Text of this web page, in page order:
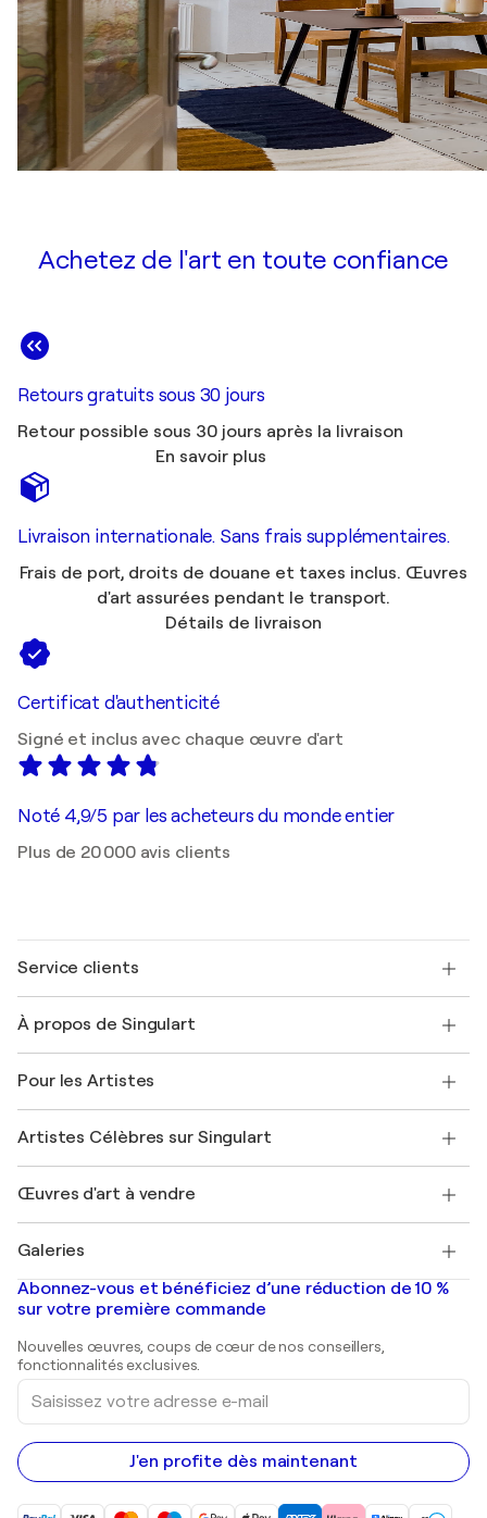
Achetez de l'art en toute confiance
Retours gratuits sous 30 jours
Retour possible sous 30 jours après la livraison
En savoir plus
Livraison internationale. Sans frais supplémentaires.
Frais de port, droits de douane et taxes inclus. Œuvres
d'art assurées pendant le transport.
Détails de livraison
Certificat d'authenticité
Signé et inclus avec chaque œuvre d'art
Noté 4,9/5 par les acheteurs du monde entier
Plus de 20 000 avis clients
Service clients
Expédition
Offrir une carte cadeau
Rejoignez notre programme commercial
Mon compte
+33 1 76 44 06 42
À propos de Singulart
FAQ
Magazine Singulart
Emplois
Découvrez une sélection d'art original
Pour les Artistes
Se connecter en tant qu'Artiste
Artistes Célèbres sur Singulart
Marc Chagall
Banksy
Mr. Brainwash
Shepard Fairey
Œuvres d'art à vendre
Tableaux abstraits à vendre
Peintures de paysage
Estampes
Peintures acryliques
Galeries
Galeries d'art en France
Galeries d'art en Belgique
Abonnez-vous et bénéficiez d’une réduction de 10 %
sur votre première commande
Nouvelles œuvres, coups de cœur de nos conseillers,
fonctionnalités exclusives.
Saisissez
votre
adresse
e-
mail
J'en profite dès maintenant